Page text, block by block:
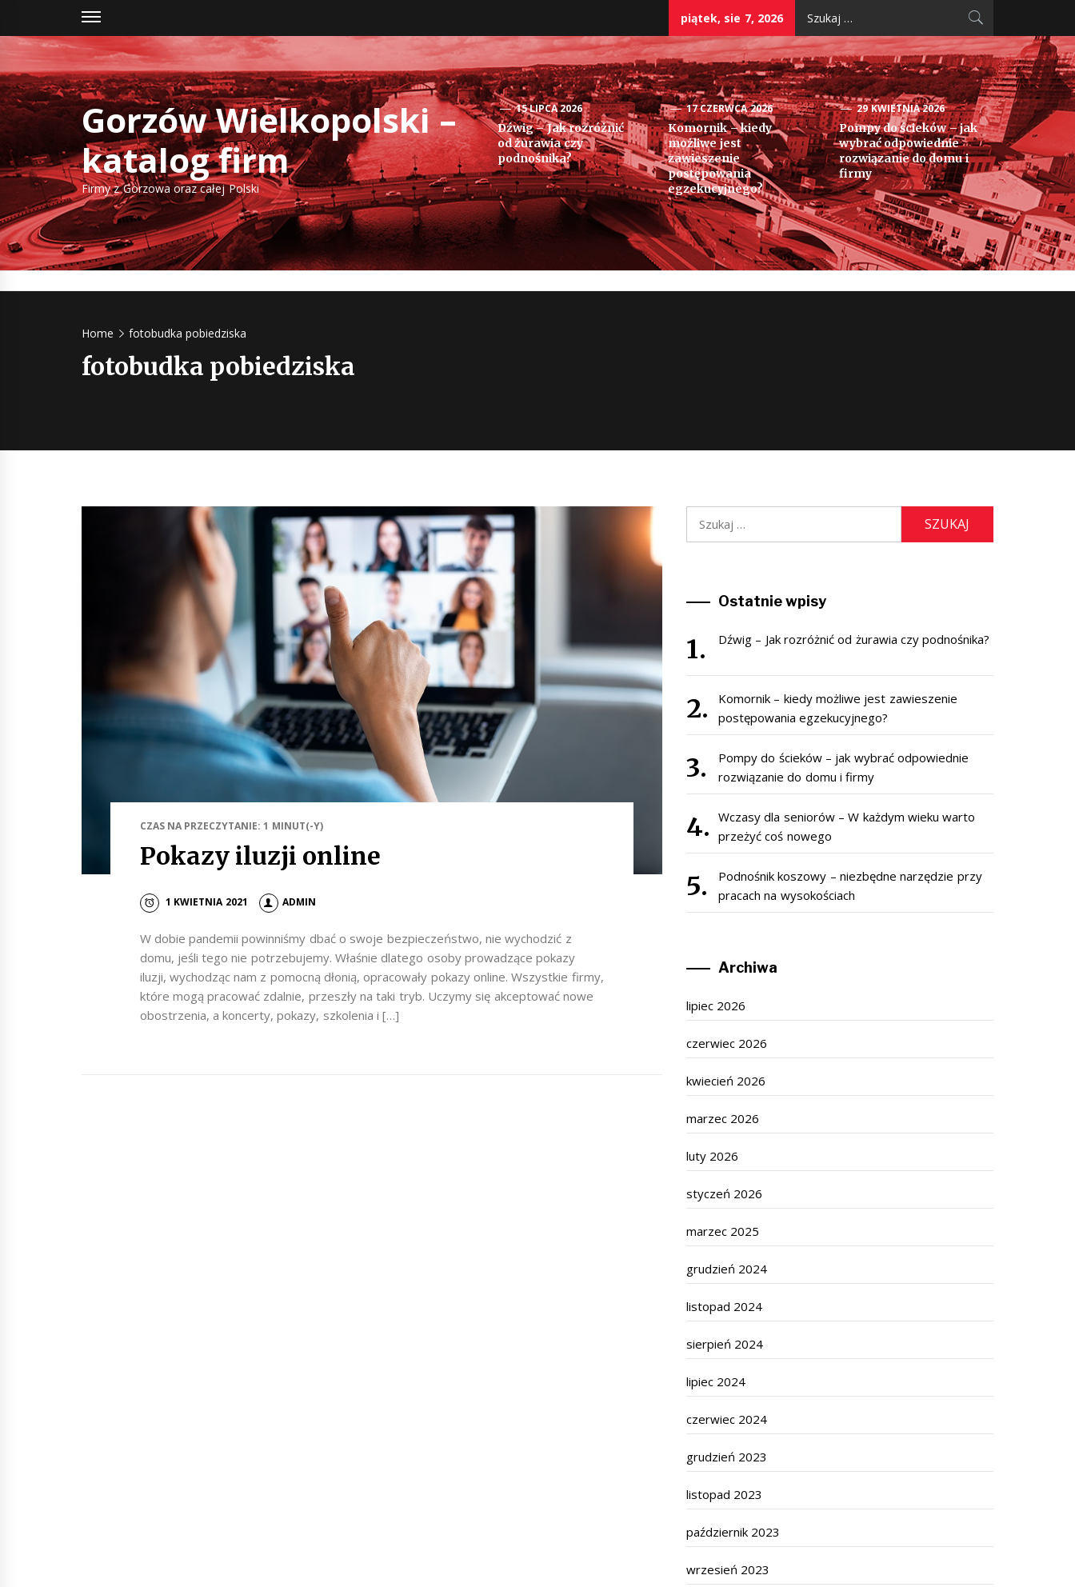
content
piątek, sie 7, 2026
Gorzów Wielkopolski –
katalog firm
Firmy z Gorzowa oraz całej Polski
15 LIPCA 2026
Dźwig – Jak rozróżnić
od żurawia czy
podnośnika?
17 CZERWCA 2026
Komornik – kiedy
możliwe jest
zawieszenie
postępowania
egzekucyjnego?
29 KWIETNIA 2026
Pompy do ścieków – jak
wybrać odpowiednie
rozwiązanie do domu i
firmy
Home fotobudka pobiedziska
fotobudka pobiedziska
CZAS NA PRZECZYTANIE: 1 MINUT(-Y)
Pokazy iluzji online
1 KWIETNIA 2021 ADMIN
W dobie pandemii powinniśmy dbać o swoje bezpieczeństwo, nie wychodzić z
domu, jeśli tego nie potrzebujemy. Właśnie dlatego osoby prowadzące pokazy
iluzji, wychodząc nam z pomocną dłonią, opracowały pokazy online. Wszystkie firmy,
które mogą pracować zdalnie, przeszły na taki tryb. Uczymy się akceptować nowe
obostrzenia, a koncerty, pokazy, szkolenia i […]
Ostatnie wpisy
Dźwig – Jak rozróżnić od żurawia czy podnośnika?
Komornik – kiedy możliwe jest zawieszenie
postępowania egzekucyjnego?
Pompy do ścieków – jak wybrać odpowiednie
rozwiązanie do domu i firmy
Wczasy dla seniorów – W każdym wieku warto
przeżyć coś nowego
Podnośnik koszowy – niezbędne narzędzie przy
pracach na wysokościach
Archiwa
lipiec 2026
czerwiec 2026
kwiecień 2026
marzec 2026
luty 2026
styczeń 2026
marzec 2025
grudzień 2024
listopad 2024
sierpień 2024
lipiec 2024
czerwiec 2024
grudzień 2023
listopad 2023
październik 2023
wrzesień 2023